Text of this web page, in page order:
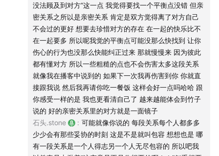
没法顾及到对方”这一点 我觉得要找一个平衡点没错 但亲
密关系之所以是亲密关系 肯定是双方觉得离了对方自己
不会过的更好 想要去珍惜对方的存在 在一起的快乐比不
在一起要多 所以呢我觉的平衡点可能没那么快找到 让你
伤心的行为也没那么快能纠正过来 那就慢慢来 因为彼此
都有懂对方 所以一些粗糙的点也不会伤害太多这段关系
就像我在播客中说到的 如果下一次我再伤害到你 你就直
接跟我说 然后我再请你吃一餐饭 这样会好一点吗哈哈 跟
你感受一样的是 我也更看清自己了 越来越能体会到竹子
说的 好的亲密关系里的对方就是一面镜子
石头.stone
: 可能就像你说的 每段关系每个人都多多
少少会有那些妥协的时刻 这是不是就叫包容 想想也是 哪
有一段关系是一个人得志另一个人无尽包容的 所以吧我